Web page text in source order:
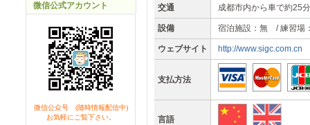
微信公式アカウント
微信公众号 (随時情報配信中)
お気軽にご覧下さい。
交通 成都市内から車で約25分
設備 宿泊施設：無 / 練習場
ウェブサイト http://www.sigc.com.cn
支払方法
言語